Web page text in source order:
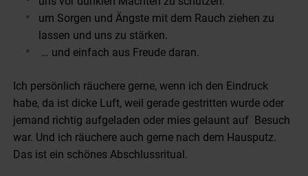
um Sorgen und Ängste mit dem Rauch ziehen zu
lassen und uns zu stärken.
… und einfach aus Freude daran.
Ich persönlich räuchere gerne, wenn ich den Eindruck
habe, da ist dicke Luft, weil gerade gestritten wurde oder
jemand richtig aufgeladen oder mies gelaunt auf Besuch
war. Und ich räuchere auch gerne nach dem Hausputz.
Das ist ein schönes Abschlussritual.